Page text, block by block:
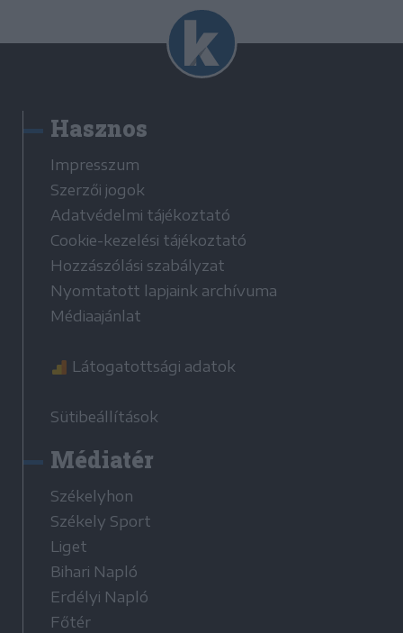
Hasznos
Impresszum
Szerzői jogok
Adatvédelmi tájékoztató
Cookie-kezelési tájékoztató
Hozzászólási szabályzat
Nyomtatott lapjaink archívuma
Médiaajánlat
Látogatottsági adatok
Sütibeállítások
Médiatér
Székelyhon
Székely Sport
Liget
Bihari Napló
Erdélyi Napló
Főtér